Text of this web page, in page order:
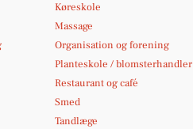
Køreskole
Massage
Organisation og forening
Planteskole / blomsterhandler
Restaurant og café
Smed
Tandlæge